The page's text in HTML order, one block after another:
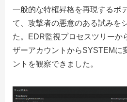
一般的な特権昇格を再現するポ
て、攻撃者の悪意のある試みを
た。EDR監視プロセスツリーか
ザーアカウントからSYSTEMに
ントを観察できました。